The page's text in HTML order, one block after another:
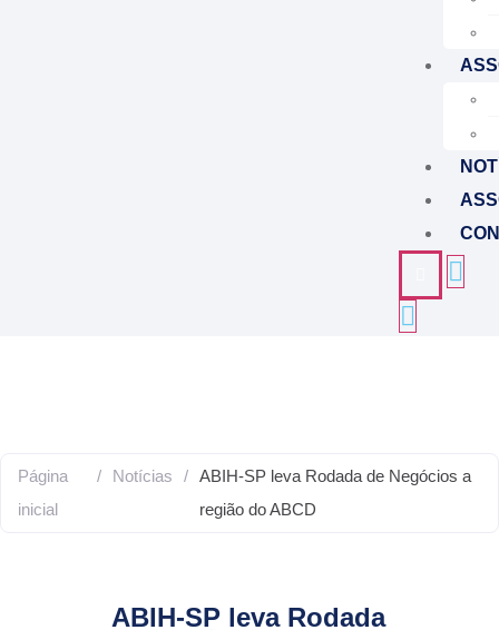
Página
inicial
/ Notícias / ABIH-SP leva Rodada de Negócios a
região do ABCD
ABIH-SP leva Rodada